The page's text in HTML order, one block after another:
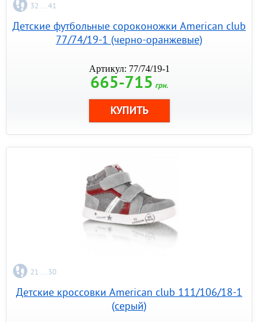
32 ... 41
Детские футбольные сороконожки American club
77/74/19-1 (черно-оранжевые)
Артикул: 77/74/19-1
665-715 грн.
21 ... 30
Детские кроссовки American club 111/106/18-1
(серый)